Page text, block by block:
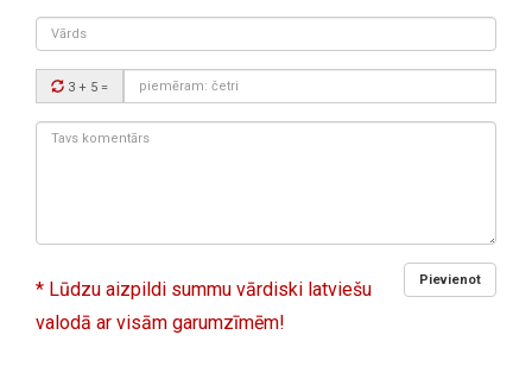
Vārds
Drošības
kods:
3 + 5 =
Tavs
Pievienot
* Lūdzu aizpildi summu vārdiski latviešu
valodā ar visām garumzīmēm!